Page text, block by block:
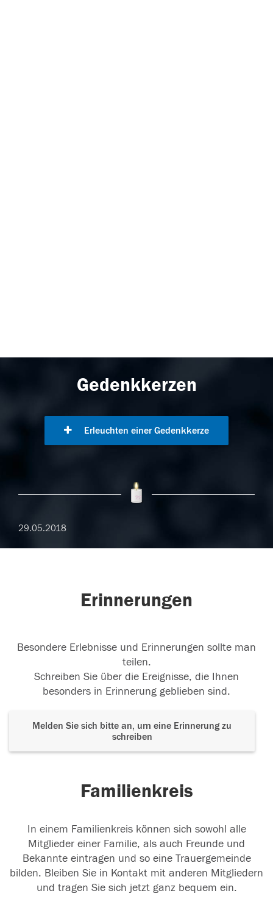
Gedenkkerzen
Erleuchten einer Gedenkkerze
29.05.2018
Erinnerungen
Besondere Erlebnisse und Erinnerungen sollte man
teilen.
Schreiben Sie über die Ereignisse, die Ihnen
besonders in Erinnerung geblieben sind.
Melden Sie sich bitte an, um eine Erinnerung zu
schreiben
Familienkreis
In einem Familienkreis können sich sowohl alle
Mitglieder einer Familie, als auch Freunde und
Bekannte eintragen und so eine Trauergemeinde
bilden. Bleiben Sie in Kontakt mit anderen Mitgliedern
und tragen Sie sich jetzt ganz bequem ein.